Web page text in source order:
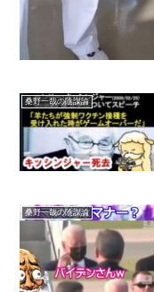
桑野一哉の陰謀論
桑野一哉の陰謀論